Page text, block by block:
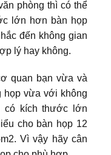
phòng thì có thể
lớn hơn bàn họp
đến không gian
lý hay không.
quan bạn vừa và
họp vừa với không
có kích thước lớn
cho bàn họp 12
Vì vậy hãy cân